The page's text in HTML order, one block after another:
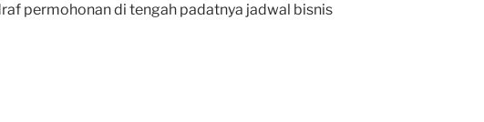
permohonan di tengah padatnya jadwal bisnis